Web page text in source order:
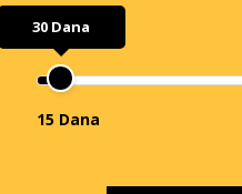
30 Dana
15 Dana